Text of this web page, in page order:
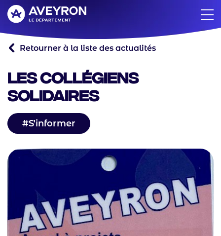
Aller
au
contenu
principal
Retourner à la liste des actualités
Les Collégiens
Solidaires
S'informer